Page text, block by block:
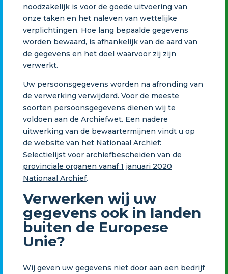
noodzakelijk is voor de goede uitvoering van
onze taken en het naleven van wettelijke
verplichtingen. Hoe lang bepaalde gegevens
worden bewaard, is afhankelijk van de aard van
de gegevens en het doel waarvoor zij zijn
verwerkt.
Uw persoonsgegevens worden na afronding van
de verwerking verwijderd. Voor de meeste
soorten persoonsgegevens dienen wij te
voldoen aan de Archiefwet. Een nadere
uitwerking van de bewaartermijnen vindt u op
de website van het Nationaal Archief:
Selectielijst voor archiefbescheiden van de
provinciale organen vanaf 1 januari 2020
Nationaal Archief.
Verwerken wij uw
gegevens ook in landen
buiten de Europese
Unie?
Wij geven uw gegevens niet door aan een bedrijf